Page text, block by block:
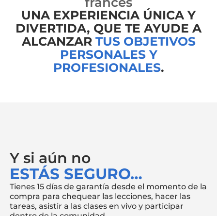
UNA EXPERIENCIA ÚNICA Y
DIVERTIDA, QUE TE AYUDE A
ALCANZAR TUS OBJETIVOS
PERSONALES Y
PROFESIONALES.
Y si aún no
ESTÁS SEGURO…
Tienes 15 días de garantía desde el momento de la
compra para chequear las lecciones, hacer las
tareas, asistir a las clases en vivo y participar